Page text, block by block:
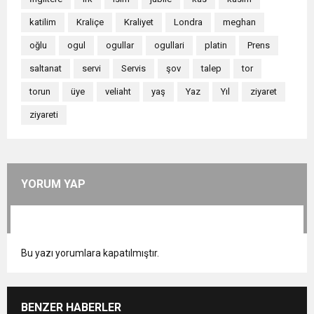
katilim Kraliçe Kraliyet Londra meghan
oğlu ogul ogullar ogullari platin Prens
saltanat servi Servis şov talep tor
torun üye veliaht yaş Yaz Yıl ziyaret
ziyareti
YORUM YAP
Bu yazı yorumlara kapatılmıştır.
BENZER HABERLER